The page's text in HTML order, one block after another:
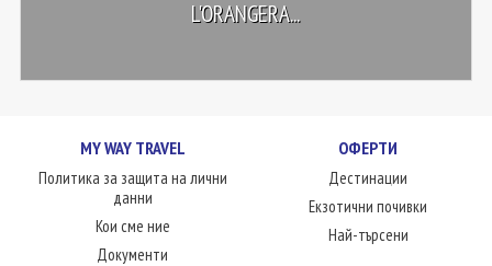
L'ORANGERA...
MY WAY TRAVEL
Политика за защита на лични
данни
Кои сме ние
Документи
ОФЕРТИ
Дестинации
Екзотични почивки
Най-търсени